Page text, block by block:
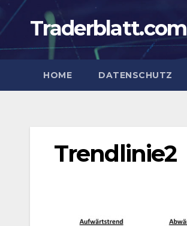
Zum
Inhalt
springen
Traderblatt.com
HOME DATENSCHUTZ
Trendlinie2